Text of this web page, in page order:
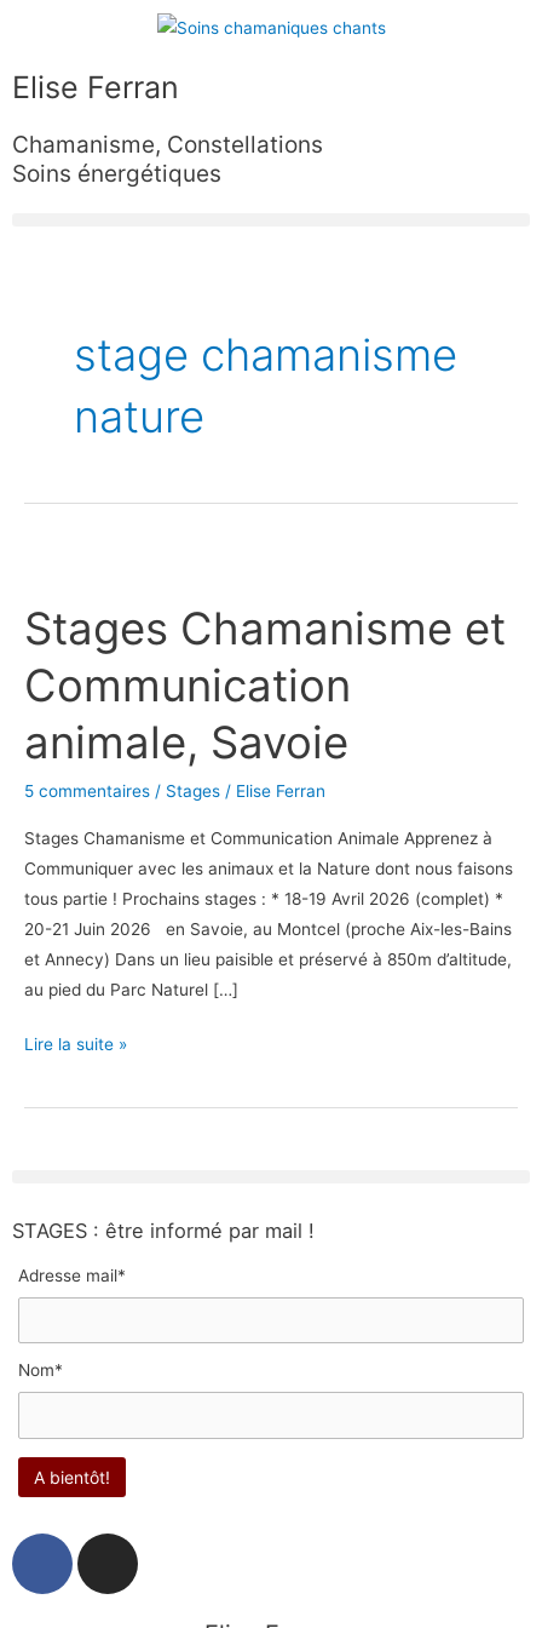
contenu
Elise Ferran
Chamanisme, Constellations
Soins énergétiques
stage chamanisme
nature
Stages Chamanisme et
Communication
animale, Savoie
5 commentaires / Stages / Elise Ferran
Stages Chamanisme et Communication Animale Apprenez à
Communiquer avec les animaux et la Nature dont nous faisons
tous partie ! Prochains stages : * 18-19 Avril 2026 (complet) *
20-21 Juin 2026 en Savoie, au Montcel (proche Aix-les-Bains
et Annecy) Dans un lieu paisible et préservé à 850m d’altitude,
au pied du Parc Naturel […]
et
Communication
animale,
Lire la suite »
STAGES : être informé par mail !
Adresse mail*
Nom*
F
I